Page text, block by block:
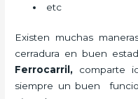
etc
Existen muchas
cerradura en buen
Ferrocarril , comparte
siempre un buen